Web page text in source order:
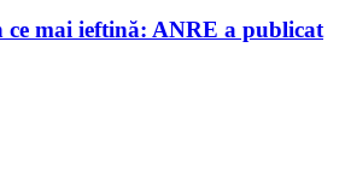
mai ieftină: ANRE a publicat